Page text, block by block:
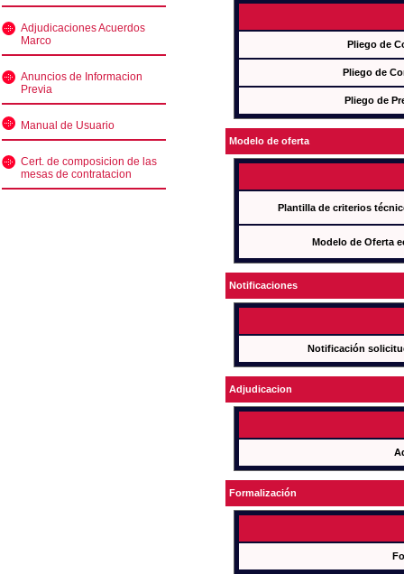
Adjudicaciones Acuerdos
Marco
Anuncios de Informacion
Previa
Manual de Usuario
Cert. de composicion de las
mesas de contratacion
Pliego de
Pliego de
Pliego de
Modelo de oferta
Plantilla de criterios
Modelo de Oferta
Notificaciones
Notificación
Adjudicacion
Formalización